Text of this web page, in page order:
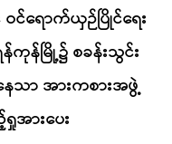
င်ရောက်ယှဉ်ပြိုင်ရေး
န်မြို့၌ စခန်းသွင်း
သာ အားကစားအဖွဲ့
ရှုအားပေး